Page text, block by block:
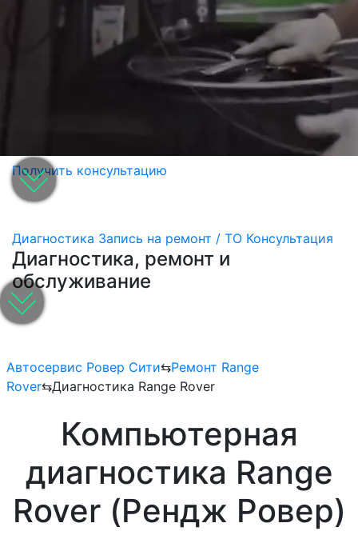
Получить консультацию
Диагностика Запись на ремонт / ТО Консультация
Диагностика, ремонт и
обслуживание
Автосервис Ровер Сити⇆Ремонт Range
Rover⇆Диагностика Range Rover
Компьютерная
диагностика Range
Rover (Рендж Ровер)